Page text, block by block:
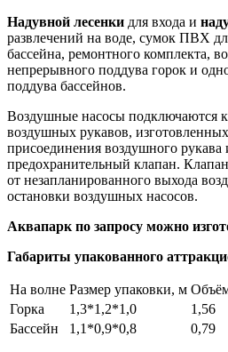
Надувной лесенки для входа и
развлечений на воде, сумок ПВХ
бассейна, ремонтного комплекта,
непрерывного поддува горок и
поддува бассейнов.
Воздушные насосы подключаются
воздушных рукавов,
присоединения воздушного рукава
предохранительный клапан.
от незапланированного выхода
остановки воздушных насосов.
Аквапарк по запросу можно
Габариты упакованного
На волне Размер упаковки, м
Горка
1,3*1,2*1,0 1,56
Бассейн
1,1*0,9*0,8 0,79